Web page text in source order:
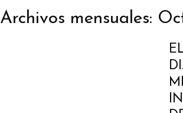
Archivos mensuales: